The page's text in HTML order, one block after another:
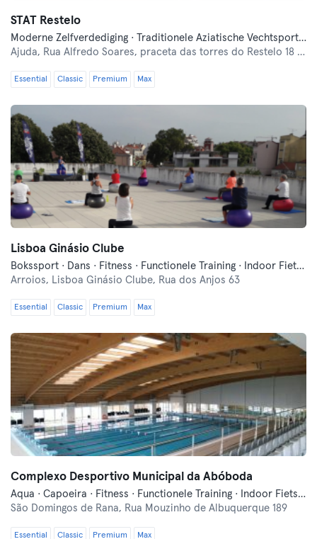
STAT Restelo
Moderne Zelfverdediging · Traditionele Aziatische Vechtsporten
Ajuda, Rua Alfredo Soares, praceta das torres do Restelo 18 a 18C
Essential Classic Premium Max
Lisboa Ginásio Clube
Bokssport · Dans · Fitness · Functionele Training · Indoor Fietsen · Moderne Zelfverdediging · Pilates · Traditionele Aziatische Vechtsporten · Yoga
Arroios, Lisboa Ginásio Clube, Rua dos Anjos 63
Essential Classic Premium Max
Complexo Desportivo Municipal da Abóboda
Aqua · Capoeira · Fitness · Functionele Training · Indoor Fietsen · Moderne Zelfverdediging · Yoga · Zwemmen
São Domingos de Rana, Rua Mouzinho de Albuquerque 189
Essential Classic Premium Max